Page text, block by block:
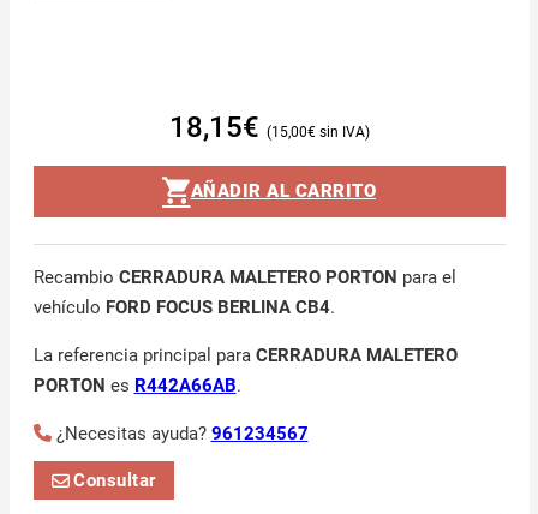
18,15€ 15,00€
AÑADIR AL CARRITO
Recambio CERRADURA MALETERO PORTON para el
vehículo FORD FOCUS BERLINA CB4.
La referencia principal para CERRADURA MALETERO
PORTON es R442A66AB.
¿Necesitas ayuda? 961234567
Consultar